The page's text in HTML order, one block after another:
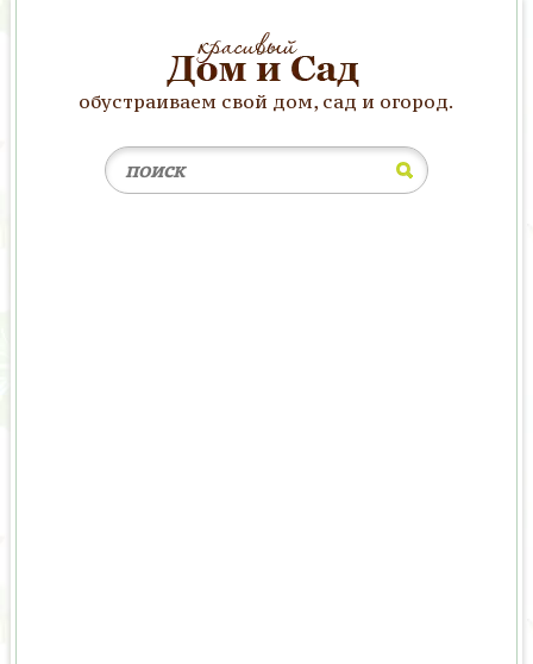
обустраиваем свой дом, сад и огород.